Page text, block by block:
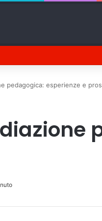
pedagogica: esperienze e